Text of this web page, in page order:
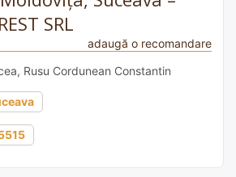
SRL
adaugă o recomandare
Rusu Cordunean Constantin